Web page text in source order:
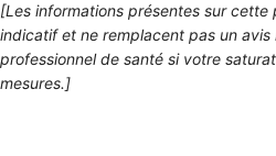
[Les informations présentes sur
indicatif et ne remplacent pas un avis
professionnel de santé si votre
mesures.]